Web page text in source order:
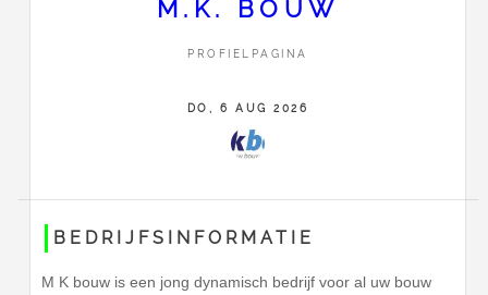
06-55736999
Stuur M.K. bouw een bericht
M.K. BOUW
PROFIELPAGINA
DO, 6 AUG 2026
BEDRIJFSINFORMATIE
M K bouw is een jong dynamisch bedrijf voor al uw bouw